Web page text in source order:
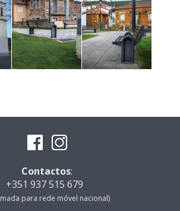
Contactos:
+351 937 515 679
para rede móvel nacional)